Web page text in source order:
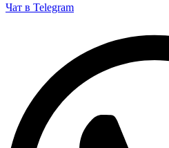
Чат в Telegram